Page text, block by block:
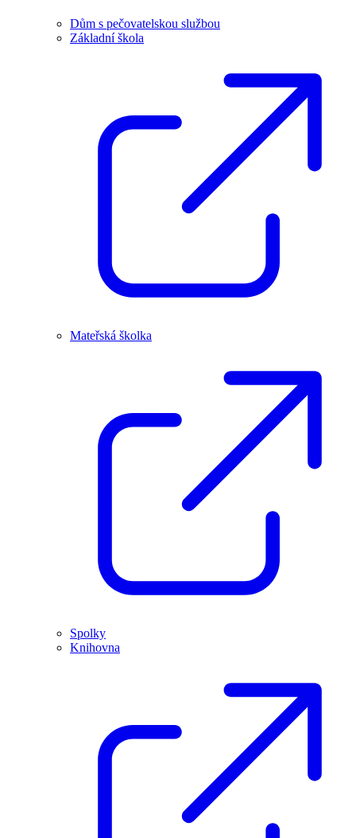
Dům s pečovatelskou službou
Základní škola
Mateřská školka
Spolky
Knihovna